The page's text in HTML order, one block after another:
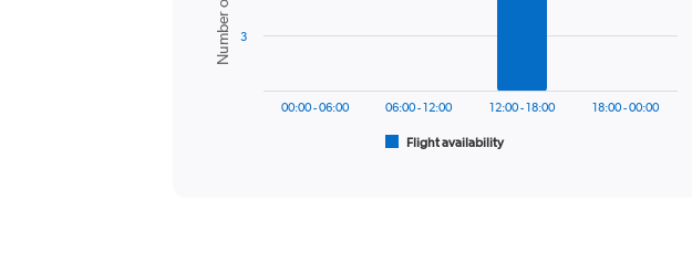
bars.
The
Flight availability
00:00 - 06:00 06:00 - 12:00 12:00 - 18:00 18:00 - 00:00
3